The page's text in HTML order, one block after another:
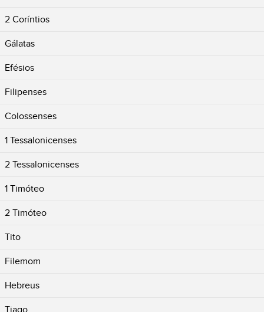
2 Coríntios
Gálatas
Efésios
Filipenses
Colossenses
1 Tessalonicenses
2 Tessalonicenses
1 Timóteo
2 Timóteo
Tito
Filemom
Hebreus
Tiago